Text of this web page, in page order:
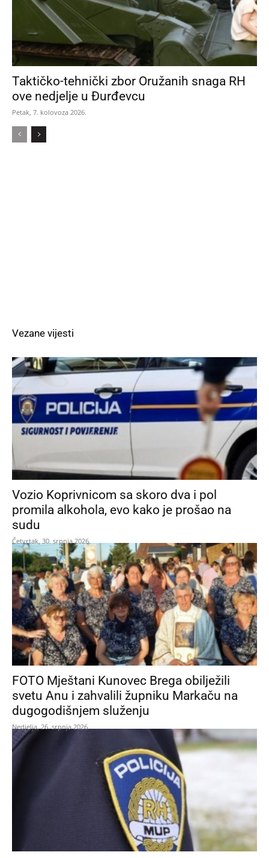
Taktičko-tehnički zbor Oružanih snaga RH
ove nedjelje u Đurđevcu
Petak, 7. kolovoza 2026.
Vezane vijesti
Vozio Koprivnicom sa skoro dva i pol
promila alkohola, evo kako je prošao na
sudu
Četvrtak, 30. srpnja 2026.
FOTO Mještani Kunovec Brega obilježili
svetu Anu i zahvalili župniku Markaču na
dugogodišnjem služenju
Nedjelja, 26. srpnja 2026.